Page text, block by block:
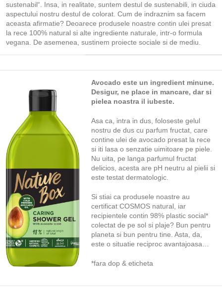
sustenabil“. Insa, in realitate, suntem destul de sustenabili, in ciuda
aspectului nostru destul de colorat. Cum de indraznim sa facem
aceasta afirmatie? Deoarece produsele noastre contin ulei presat
la rece 100% natural si alte ingrediente naturale, intr-o formula
vegana. De asemenea, sustinem proiecte sociale si de mediu.
Avocado este un ingredient minune.
Desigur, ne place in mancare, dar si
pielea noastra il iubeste.
Asa ca, intra in dus, foloseste gelul
nostru de dus cu parfum fructat, care
contine ulei de avocado presat la rece
si iti lasa o senzatie uimitoare pe piele.
Nu uita, pe langa parfumul fructat
delicios, acesta are pH neutru al pielii si
este testat dermatologic.
Si stiai ca produsele noastre au
certificat COSMOS natural, iar
recipientele contin 98% plastic social*
colectat de pe sol si plaje? Bun pentru
planeta si bun pentru tine. Asta, da,
este o situatie reciproc avantajoasa…
*fara dop & eticheta